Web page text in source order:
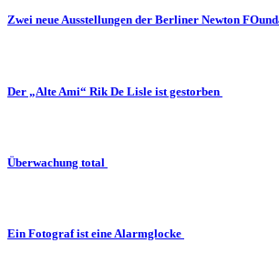
Zwei neue Ausstellungen der Berliner Newton
Der „Alte Ami“ Rik De Lisle ist gestorben
Überwachung total
Ein Fotograf ist eine Alarmglocke